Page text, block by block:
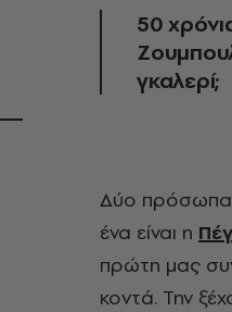
50
γκαλερί;
Δύο πρόσωπα στη ζωή μου, θα μου θυμίζουν τις εποχές που γελούσα πολύ. Το
ένα είναι η
πρώτη μας
κοντά. Την